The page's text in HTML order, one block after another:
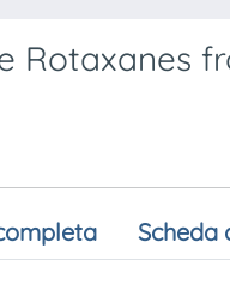
Rotaxanes
Scheda